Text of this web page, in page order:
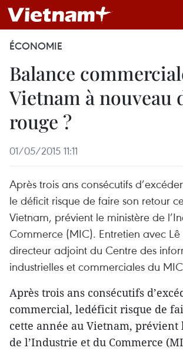
ÉCONOMIE
Balance
Vietnam à nouveau
rouge ?
01/05/2015 11:11
Après trois ans consécutifs
le déficit risque de faire son retour
Vietnam, prévient le ministère de
Commerce (MIC). Entretien avec
directeur adjoint du Centre des
industrielles et commerciales du
Après trois ans consécutifs
commercial, ledéficit risque de
cette année au Vietnam,
de l’Industrie et du Commerce